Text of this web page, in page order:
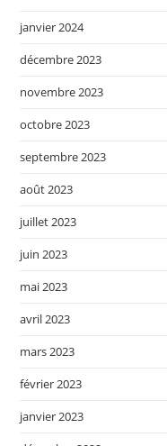
janvier 2024
décembre 2023
novembre 2023
octobre 2023
septembre 2023
août 2023
juillet 2023
juin 2023
mai 2023
avril 2023
mars 2023
février 2023
janvier 2023